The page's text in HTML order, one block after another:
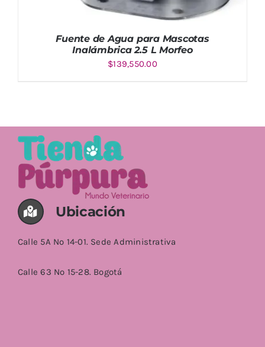
Fuente de Agua para Mascotas
Inalámbrica 2.5 L Morfeo
$139,550.00
Ubicación
Calle 5A No 14-01. Sede Administrativa
Calle 63 No 15-28. Bogotá